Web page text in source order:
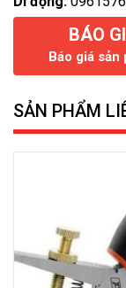
BÁO
Báo giá sản
SẢN PHẨM